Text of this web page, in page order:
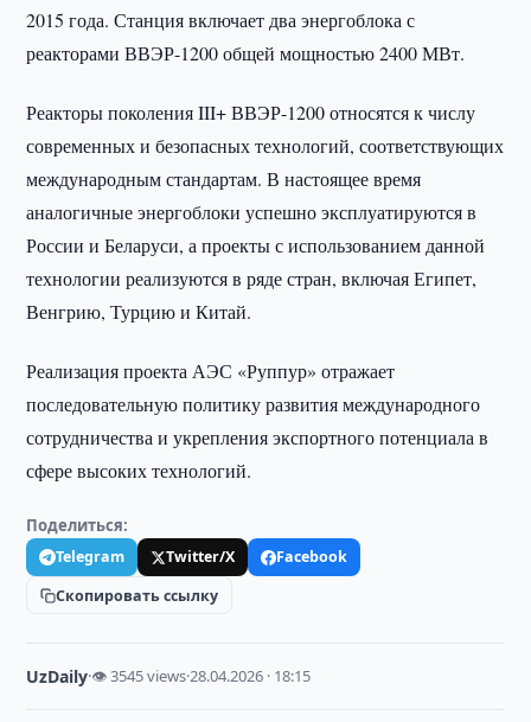
2015 года. Станция включает два энергоблока с
реакторами ВВЭР-1200 общей мощностью 2400 МВт.
Реакторы поколения III+ ВВЭР-1200 относятся к числу
современных и безопасных технологий, соответствующих
международным стандартам. В настоящее время
аналогичные энергоблоки успешно эксплуатируются в
России и Беларуси, а проекты с использованием данной
технологии реализуются в ряде стран, включая Египет,
Венгрию, Турцию и Китай.
Реализация проекта АЭС «Руппур» отражает
последовательную политику развития международного
сотрудничества и укрепления экспортного потенциала в
сфере высоких технологий.
Поделиться:
Telegram Twitter/X
Facebook
Скопировать ссылку
UzDaily·👁 3545 views·28.04.2026 · 18:15